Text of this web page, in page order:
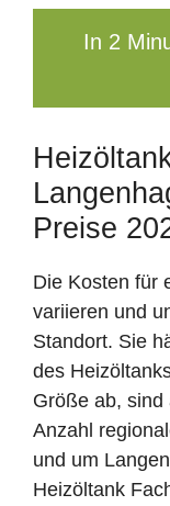
In 2
Preise
Die Kosten für
variieren und
Standort. Sie
des
Größe ab, sind
Anzahl
und um
Heizöltank